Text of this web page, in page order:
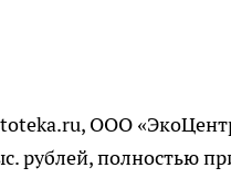
ООО
рублей, полностью